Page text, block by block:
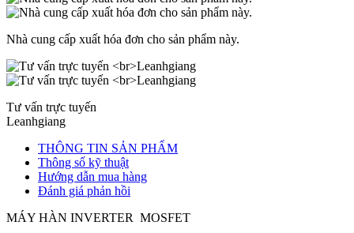
Nhà cung cấp xuất hóa đơn cho sản phẩm này.
Tư vấn trực tuyến
Leanhgiang
THÔNG TIN SẢN PHẨM
Thông số kỹ thuật
Hướng dẫn mua hàng
Đánh giá phản hồi
MÁY HÀN INVERTER MOSFET